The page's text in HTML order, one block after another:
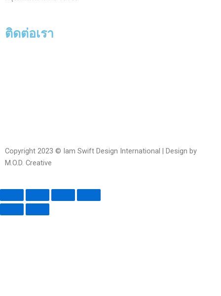
ติดต่อเรา
Copyright 2023 © Iam Swift Design International | Design by
M.O.D. Creative